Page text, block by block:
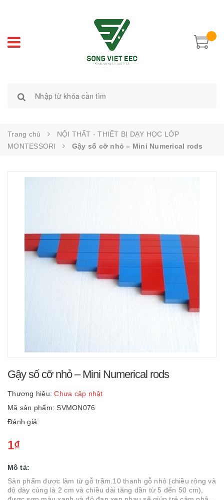
Trang chủ
NỘI THẤT - THIẾT BỊ DẠY HỌC LỚP
MONTESSORI
Gậy số cỡ nhỏ – Mini Numerical rods
Gậy số cỡ nhỏ – Mini Numerical rods
Thương hiệu: Chưa cập nhật
Mã sản phẩm: SVMON076
Đánh giá:
1₫
Mô tả:
Sản phẩm được làm từ gỗ trầm.10 thanh gỗ nhỏ (chiều rộng và
độ dày cùng là 2 cm và chiều dài tăng dần từ 5 đến 50 cm),